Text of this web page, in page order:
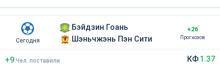
Сегодня
Бэйдзин Гоань
Шэньчжэнь Пэн Сити
+26
Прогнозов
+9 Чел. поставили
КФ 1.37